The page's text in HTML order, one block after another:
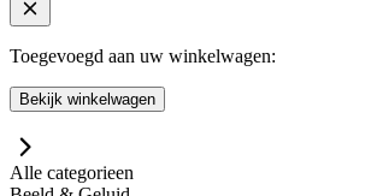
Toegevoegd aan uw winkelwagen:
Bekijk winkelwagen
Alle categorieen